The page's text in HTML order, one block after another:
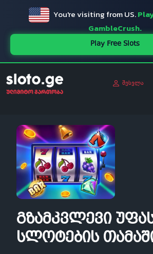
You're visiting from US.
GambleCrush.
Play Free Slots
შესვლა
გზამკვლევი
სლოტების